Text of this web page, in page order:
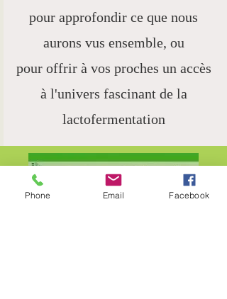
pour approfondir ce que nous
aurons vus ensemble, ou
pour offrir à vos proches un accès
à l'univers fascinant de la
lactofermentation
Phone Email Facebook